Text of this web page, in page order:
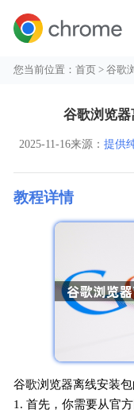
您当前位置：首页 > 谷歌
谷歌浏览
2025-11-16来源： 提供
教程详情
谷歌浏览器离线安装
1. 首先，你需要从官